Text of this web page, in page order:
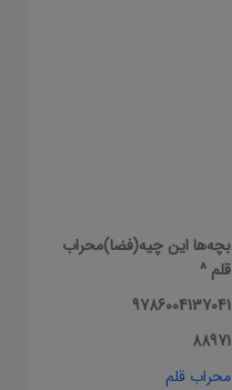
بچه‌ها این چیه(فضا)محراب
قلم ^
9786004137041
88971
محراب قلم